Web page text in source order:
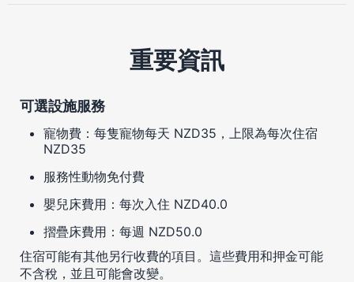
重要資訊
可選設施服務
寵物費：每隻寵物每天 NZD35，上限為每次住宿
NZD35
服務性動物免付費
嬰兒床費用：每次入住 NZD40.0
摺疊床費用：每週 NZD50.0
住宿可能有其他另行收費的項目。這些費用和押金可能
不含稅，並且可能會改變。